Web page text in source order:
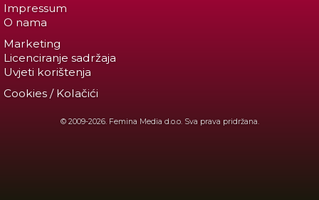
Impressum
O nama
Marketing
Licenciranje sadržaja
Uvjeti korištenja
Cookies / Kolačići
© 2009-2026. Femina Media d.o.o. Sva prava pridržana.